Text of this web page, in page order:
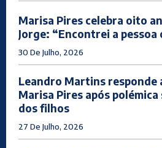
Marisa Pires celebra oito
Jorge: “Encontrei a pessoa
30 De Julho, 2026
Leandro Martins responde
Marisa Pires após
dos filhos
27 De Julho, 2026